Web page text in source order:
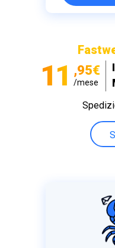
11 ,95€
/mese